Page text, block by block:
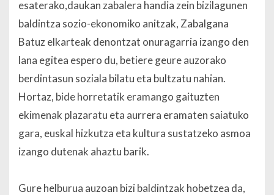
esaterako,daukan zabalera handia zein bizilagunen
baldintza sozio-ekonomiko anitzak, Zabalgana
Batuz elkarteak denontzat onuragarria izango den
lana egitea espero du, betiere geure auzorako
berdintasun soziala bilatu eta bultzatu nahian.
Hortaz, bide horretatik eramango gaituzten
ekimenak plazaratu eta aurrera eramaten saiatuko
gara, euskal hizkutza eta kultura sustatzeko asmoa
izango dutenak ahaztu barik.
Gure helburua auzoan bizi baldintzak hobetzea da,